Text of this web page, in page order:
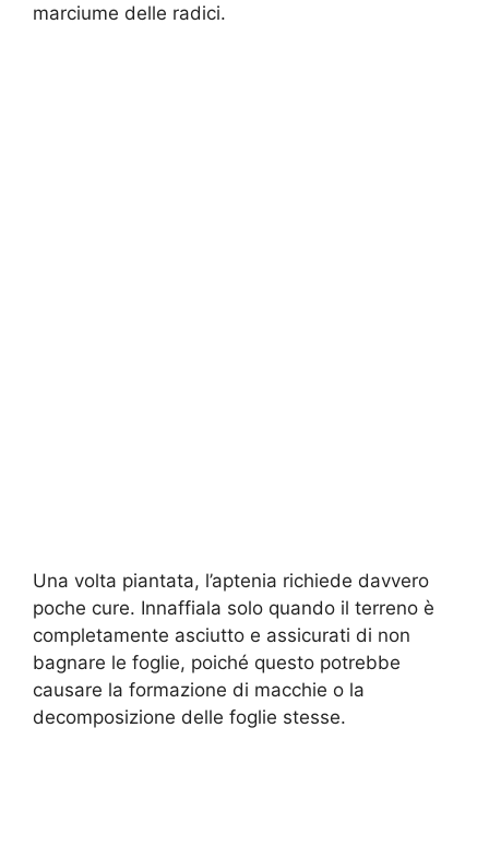
marciume delle radici.
Una volta piantata, l’aptenia richiede davvero
poche cure. Innaffiala solo quando il terreno è
completamente asciutto e assicurati di non
bagnare le foglie, poiché questo potrebbe
causare la formazione di macchie o la
decomposizione delle foglie stesse.